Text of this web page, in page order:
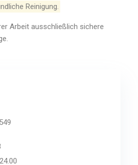
Reinigung.
Arbeit ausschließlich sichere